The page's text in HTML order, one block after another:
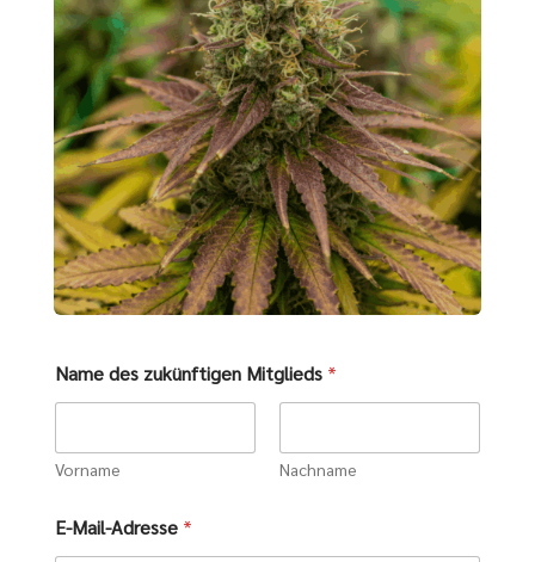
Name des zukünftigen Mitglieds *
Vorname Nachname
E-Mail-Adresse *